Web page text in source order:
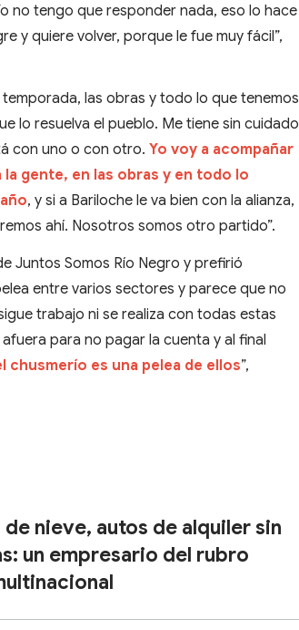
no tengo que responder nada, eso lo hace
y quiere volver, porque le fue muy fácil”,
las obras y todo lo que tenemos
lo resuelva el pueblo. Me tiene sin cuidado
con uno o con otro.Yo voy a acompañar
gente, en las obras y en todo lo
, y si a Bariloche le va bien con la alianza,
ahí. Nosotros somos otro partido”.
Juntos Somos Río Negro y prefirió
entre varios sectores y parece que no
trabajo ni se realiza con todas estas
para no pagar la cuenta y al final
chusmerío es una pelea de ellos”,
nieve, autos de alquiler sin
un empresario del rubro